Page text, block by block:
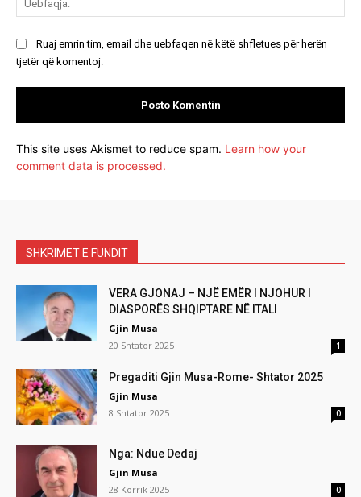
Ruaj emrin tim, email dhe uebfaqen në këtë shfletues për herën
tjetër që komentoj.
This site uses Akismet to reduce spam. Learn how your
comment data is processed.
SHKRIMET E FUNDIT
VERA GJONAJ – NJË EMËR I NJOHUR I
DIASPORËS SHQIPTARE NË ITALI
Gjin Musa
20 Shtator 2025
1
Pregaditi Gjin Musa-Rome- Shtator 2025
Gjin Musa
8 Shtator 2025
0
Nga: Ndue Dedaj
Gjin Musa
28 Korrik 2025
0